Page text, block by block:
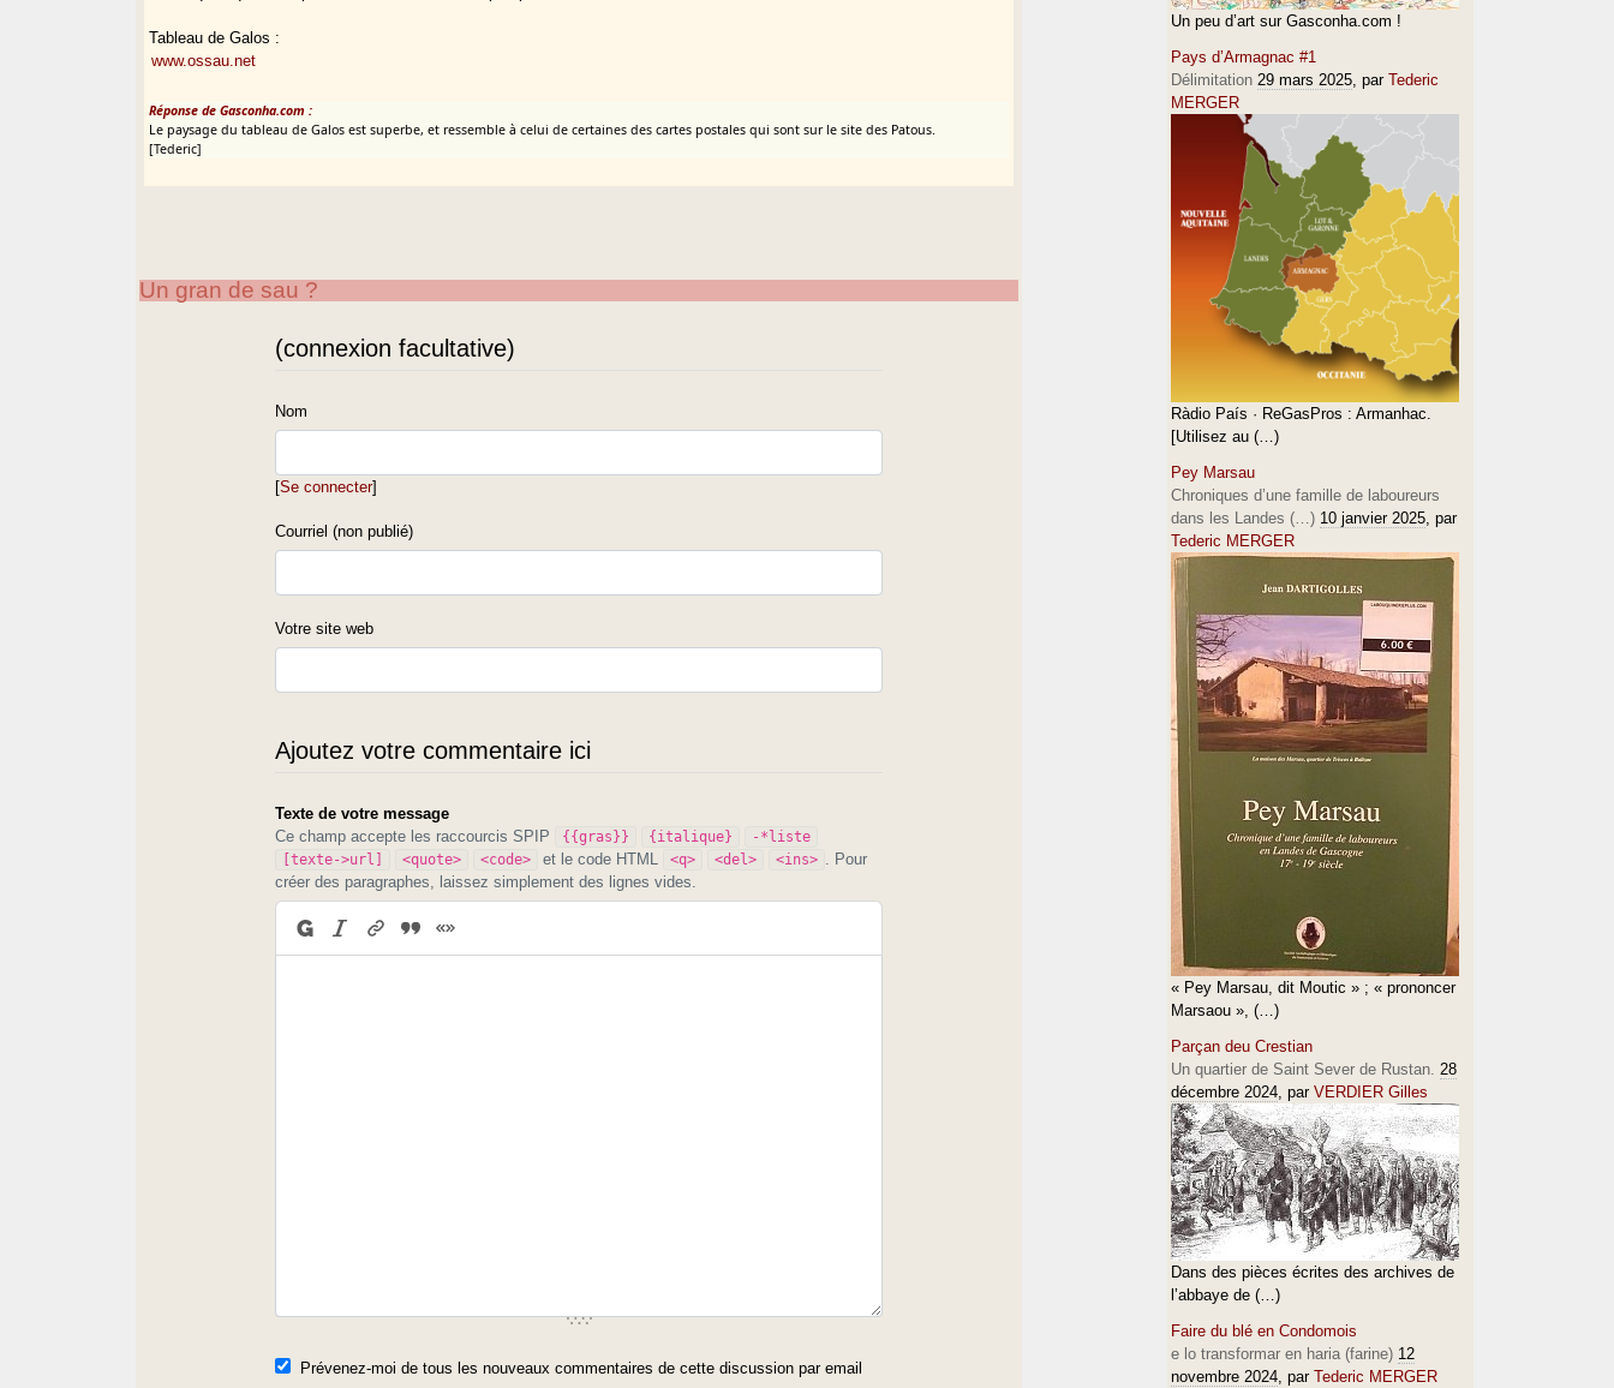
Tableau de Galos :
www.ossau.net
Réponse de Gasconha.com :
Le paysage du tableau de Galos est superbe, et ressemble à celui de certaines des cartes postales qui sont sur le site des Patous.
[Tederic]
Un gran de sau ?
(connexion facultative)
Nom
[Se connecter]
Courriel (non publié)
Votre site web
Ajoutez votre commentaire ici
Texte de votre message
Ce champ accepte les raccourcis SPIP
{{gras}} {italique}
-*liste
[texte->url]
<quote> <code> et le code HTML <q> <del> <ins>
. Pour
créer des paragraphes, laissez simplement des lignes vides.
Prévenez-moi de tous les nouveaux commentaires de cette discussion par email
Un peu d’art sur Gasconha.com !
Pays d’Armagnac #1
Délimitation 29 mars 2025, par Tederic
MERGER
Ràdio País · ReGasPros : Armanhac.
[Utilisez au (…)
Pey Marsau
Chroniques d’une famille de laboureurs
dans les Landes (…) 10 janvier 2025, par
Tederic MERGER
« Pey Marsau, dit Moutic » ; « prononcer
Marsaou », (…)
Parçan deu Crestian
Un quartier de Saint Sever de Rustan. 28
décembre 2024, par VERDIER Gilles
Dans des pièces écrites des archives de
l’abbaye de (…)
Faire du blé en Condomois
e lo transformar en haria (farine) 12
novembre 2024, par Tederic MERGER